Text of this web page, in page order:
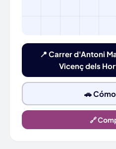
📍 Carrer d'Antoni
Vicenç dels
🚗
🔗